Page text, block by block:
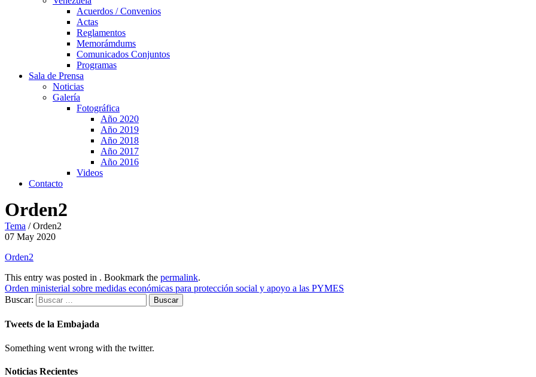
Acuerdos / Convenios
Actas
Reglamentos
Memorámdums
Comunicados Conjuntos
Programas
Sala de Prensa
Noticias
Galería
Fotográfica
Año 2020
Año 2019
Año 2018
Año 2017
Año 2016
Videos
Contacto
Orden2
Tema /Orden2
07 May 2020
Orden2
This entry was posted in . Bookmark the permalink.
Orden ministerial sobre medidas económicas para protección social y apoyo a las PYMES
Buscar:
Tweets de la Embajada
Something went wrong with the twitter.
Noticias Recientes